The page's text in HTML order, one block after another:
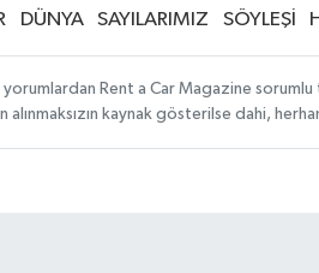
DÜNYA SAYILARIMIZ SÖYLEŞİ
Rent a Car Magazine
kaynak gösterilse dahi,